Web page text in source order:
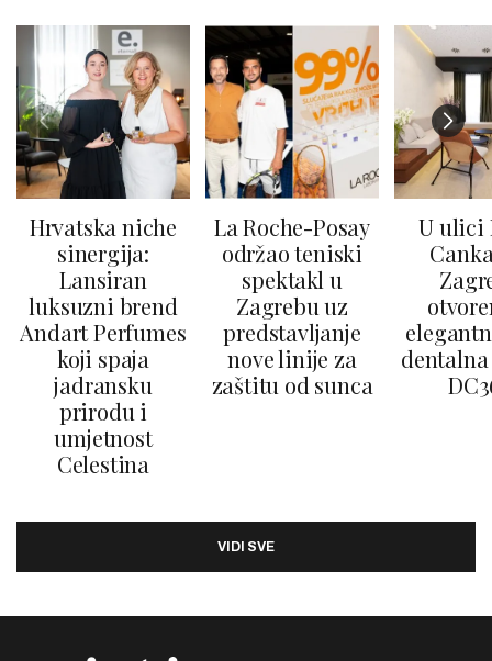
Hrvatska niche
sinergija:
Lansiran
luksuzni brend
Andart Perfumes
koji spaja
jadransku
prirodu i
umjetnost
Celestina
La Roche-Posay
održao teniski
spektakl u
Zagrebu uz
predstavljanje
nove linije za
zaštitu od sunca
U ulici
VIDI SVE